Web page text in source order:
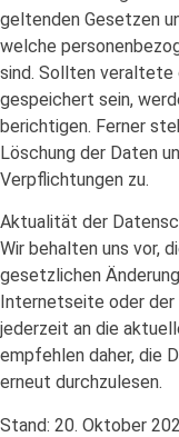
geltenden Gesetzen
welche
sind. Sollten veraltete
gespeichert sein,
berichtigen. Ferner
Löschung der Daten
Verpflichtungen zu.
Aktualität der
Wir behalten uns vor,
gesetzlichen
Internetseite oder
jederzeit an die
empfehlen daher, die
erneut durchzulesen.
Stand: 20. Oktober